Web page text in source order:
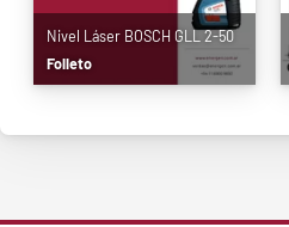
Nivel Láser BOSCH GLL 2-50
Folleto